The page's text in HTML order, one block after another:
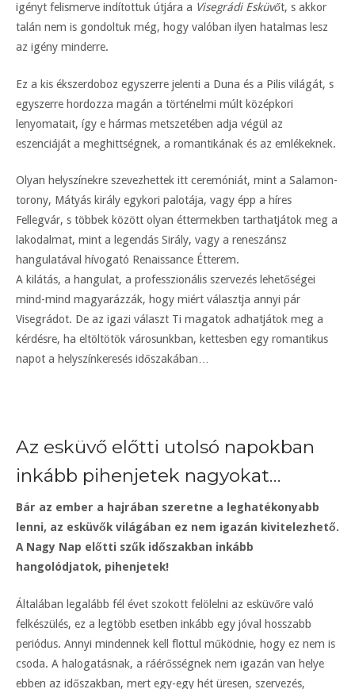
igényt felismerve indítottuk útjára a Visegrádi Esküvőt, s akkor
talán nem is gondoltuk még, hogy valóban ilyen hatalmas lesz
az igény minderre.
Ez a kis ékszerdoboz egyszerre jelenti a Duna és a Pilis világát, s
egyszerre hordozza magán a történelmi múlt középkori
lenyomatait, így e hármas metszetében adja végül az
eszenciáját a meghittségnek, a romantikának és az emlékeknek.
Olyan helyszínekre szevezhettek itt ceremóniát, mint a Salamon-
torony, Mátyás király egykori palotája, vagy épp a híres
Fellegvár, s többek között olyan éttermekben tarthatjátok meg a
lakodalmat, mint a legendás Sirály, vagy a reneszánsz
hangulatával hívogató Renaissance Étterem.
A kilátás, a hangulat, a professzionális szervezés lehetőségei
mind-mind magyarázzák, hogy miért választja annyi pár
Visegrádot. De az igazi választ Ti magatok adhatjátok meg a
kérdésre, ha eltöltötök városunkban, kettesben egy romantikus
napot a helyszínkeresés időszakában…
Az esküvő előtti utolsó napokban
inkább pihenjetek nagyokat…
Bár az ember a hajrában szeretne a leghatékonyabb
lenni, az esküvők világában ez nem igazán kivitelezhető.
A Nagy Nap előtti szűk időszakban inkább
hangolódjatok, pihenjetek!
Általában legalább fél évet szokott felölelni az esküvőre való
felkészülés, ez a legtöbb esetben inkább egy jóval hosszabb
periódus. Annyi mindennek kell flottul működnie, hogy ez nem is
csoda. A halogatásnak, a ráérősségnek nem igazán van helye
ebben az időszakban, mert egy-egy hét üresen, szervezés,